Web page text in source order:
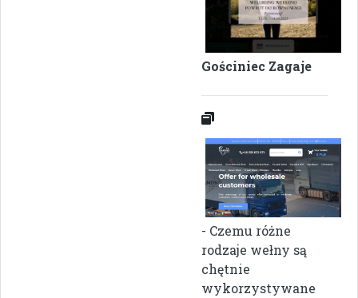
Gościniec Zagaje
- Czemu różne
rodzaje wełny są
chętnie
wykorzystywane